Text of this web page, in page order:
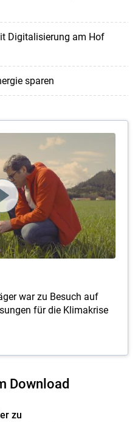
Digitalisierung am Hof
sparen
war zu Besuch auf
für die Klimakrise
Download
zu